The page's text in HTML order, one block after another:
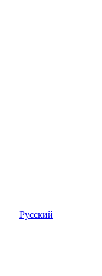
Русский